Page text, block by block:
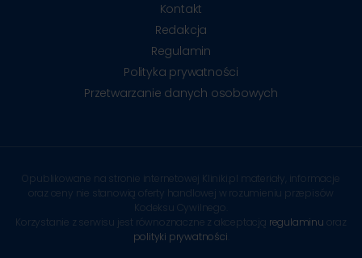
Kontakt
Redakcja
Regulamin
Polityka prywatności
Przetwarzanie danych osobowych
Opublikowane na stronie internetowej Kliniki.pl materiały, informacje
oraz ceny nie stanowią oferty handlowej w rozumieniu przepisów
Kodeksu Cywilnego.
Korzystanie z serwisu jest równoznaczne z akceptacją regulaminu oraz
polityki prywatności